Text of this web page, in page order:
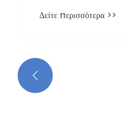
Δείτε περισσότερα >>
